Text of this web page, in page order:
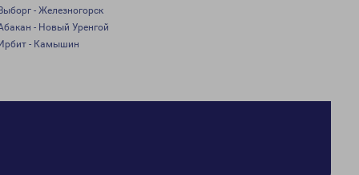
- Железногорск
- Новый Уренгой
- Камышин